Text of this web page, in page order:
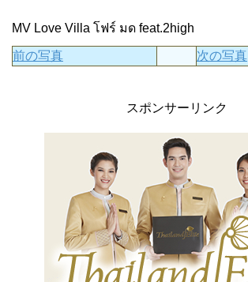
MV Love Villa โฟร์ มด feat.2high
前の写真 次の写真
スポンサーリンク